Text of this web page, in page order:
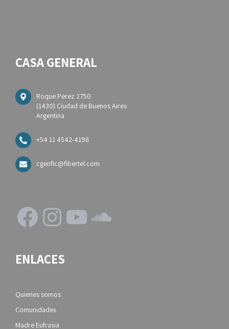
CASA GENERAL
Roque Perez 2750
(1430) Ciudad de Buenos Aires
Argentina
+54 11 4542-4198
cgenfic@fibertel.com
Facebook
Instagram
YouTube
SoundCloud
ENLACES
Quienes somos
Comunidades
Madre Eufrasia